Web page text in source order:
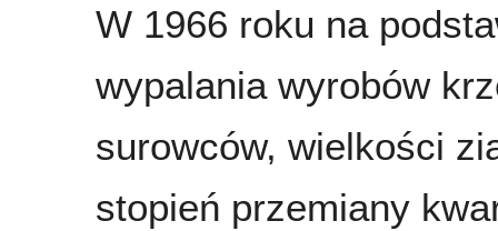
W 1966 roku na
wypalania wyrobów
surowców, wielkości
stopień przemiany